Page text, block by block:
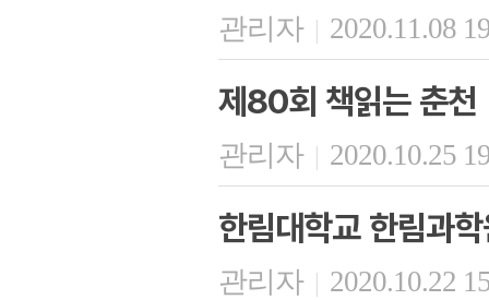
관리자 | 2020.11.08
제80회 책읽는 춘천
관리자 | 2020.10.25
한림대학교 한림과
관리자 | 2020.10.22